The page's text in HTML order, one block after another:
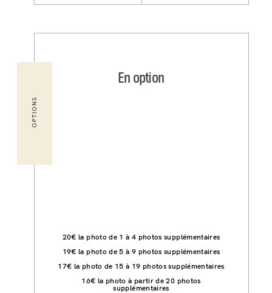
En option
OPTIONS
20€ la photo de 1 à 4 photos supplémentaires
19€ la photo de 5 à 9 photos supplémentaires
17€ la photo de 15 à 19 photos supplémentaires
16€ la photo à partir de 20 photos
supplémentaires